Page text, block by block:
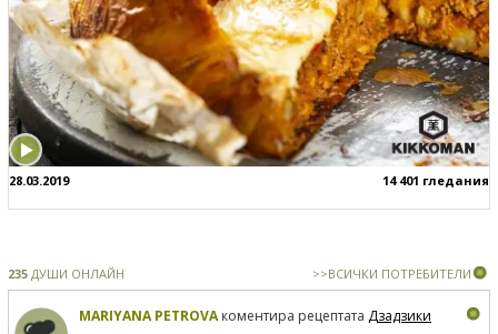
28.03.2019 14 401 гледания
235 ДУШИ ОНЛАЙН >>ВСИЧКИ ПОТРЕБИТЕЛИ
MARIYANA PETROVAкоментира рецептата Дзадзики